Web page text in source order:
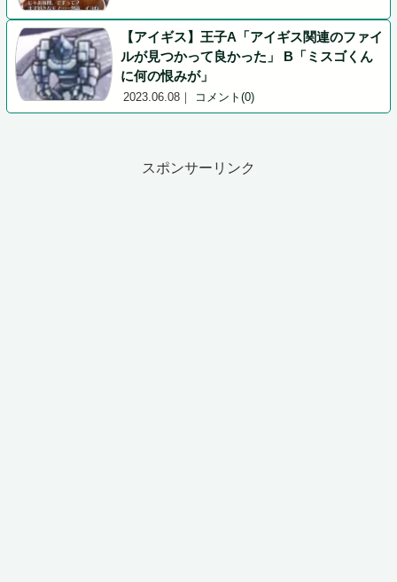
2023.06.08 ｜ コメント(0)
【アイギス】王子A「アイギス関連のファイ
ルが見つかって良かった」 B「ミスゴくん
に何の恨みが」
スポンサーリンク